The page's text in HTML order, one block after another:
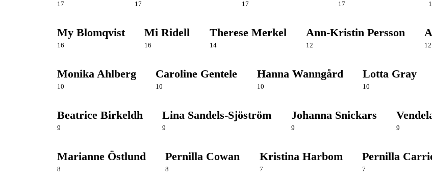
17 17 17 17
My Blomqvist
16
Mi Ridell
16
Therese Merkel
14
Ann-Kristin Persson
12 12
Monika Ahlberg
10
Caroline Gentele
10
Hanna Wanngård
10
Lotta Gray
10
Beatrice Birkeldh
9
Lina Sandels-Sjöström
9
Johanna Snickars
9 9
Marianne Östlund
8
Pernilla Cowan
8
Kristina Harbom
7
Pernilla
7